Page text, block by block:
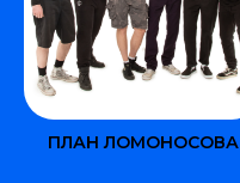
ПЛАН ЛОМОНОСОВА